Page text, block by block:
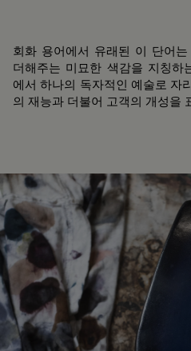
회화 용어에서 유래된 이 단어
더해주는 미묘한 색감을 지칭하
에서 하나의 독자적인 예술로 자
의 재능과 더불어 고객의 개성을